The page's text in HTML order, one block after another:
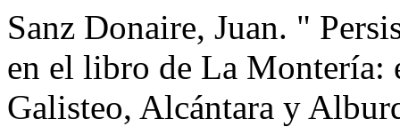
Sanz Donaire, Juan. "
en el libro de La Montería:
Galisteo, Alcántara y